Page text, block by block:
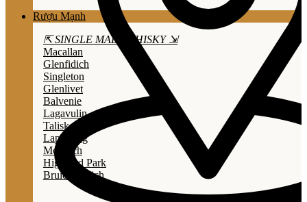
Rượu Mạnh
⇱ SINGLE MALT WHISKY ⇲
Macallan
Glenfidich
Singleton
Glenlivet
Balvenie
Lagavulin
Talisker
Laphroaig
Mortlach
Highland Park
Bruichladdich